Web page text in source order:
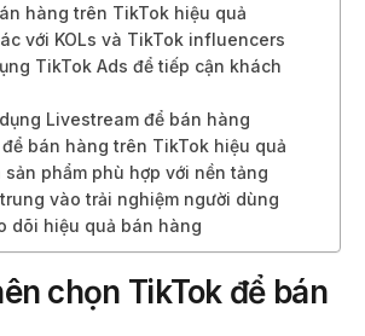
hàng trên TikTok hiệu quả
với KOLs và TikTok influencers
TikTok Ads để tiếp cận khách
Livestream để bán hàng
bán hàng trên TikTok hiệu quả
sản phẩm phù hợp với nền tảng
vào trải nghiệm người dùng
dõi hiệu quả bán hàng
chọn TikTok để bán